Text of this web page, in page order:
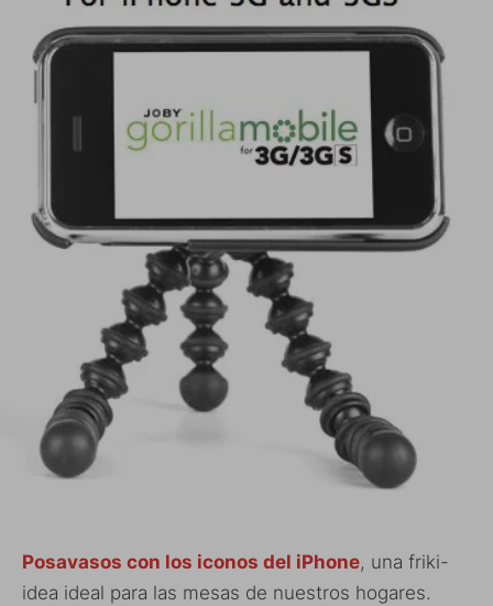
Posavasos con los iconos del iPhone, una friki-
idea ideal para las mesas de nuestros hogares.